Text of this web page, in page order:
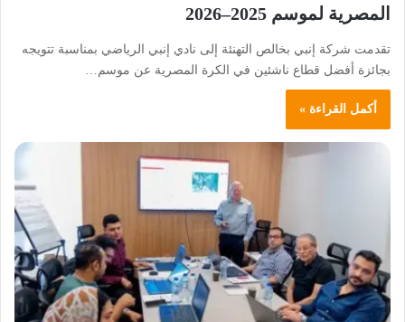
المصرية لموسم 2025–2026
تقدمت شركة إنبي بخالص التهنئة إلى نادي إنبي الرياضي بمناسبة تتويجه
بجائزة أفضل قطاع ناشئين في الكرة المصرية عن موسم…
أكمل القراءة »